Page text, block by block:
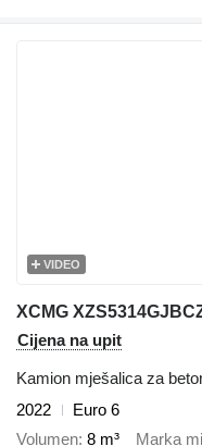
VIDEO
XCMG
Cijena na upit
Kamion mješalica za
2022
Euro 6
Volumen 8 m³ Marka